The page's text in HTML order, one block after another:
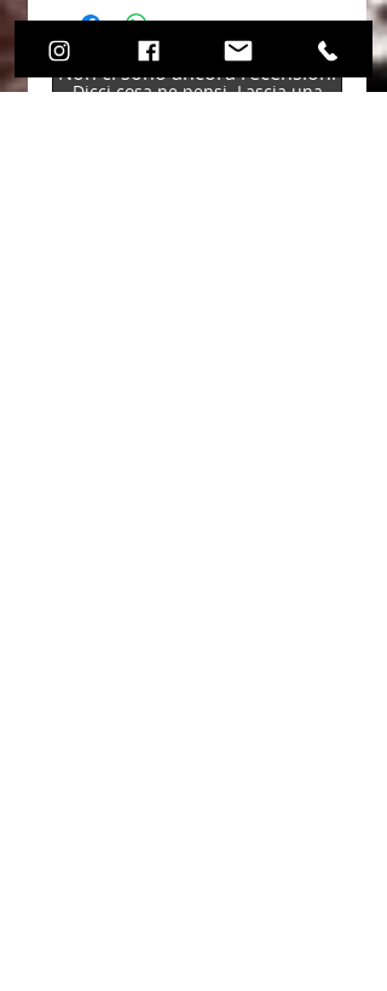
variano tra 15 e 20 giorni lavorativi
Non ci sono ancora recensioni
Dicci cosa ne pensi. Lascia una